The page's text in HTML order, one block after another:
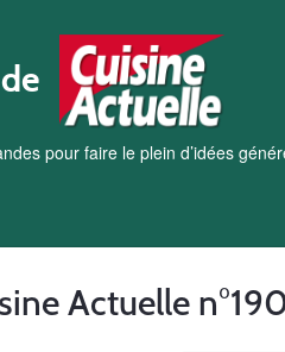
pour faire le plein d’idées
Actuelle